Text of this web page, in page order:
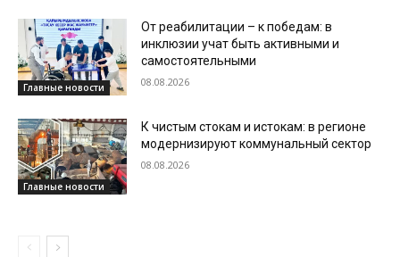
Главные новости
От реабилитации – к победам: в
инклюзии учат быть активными и
самостоятельными
08.08.2026
Главные новости
К чистым стокам и истокам: в регионе
модернизируют коммунальный сектор
08.08.2026